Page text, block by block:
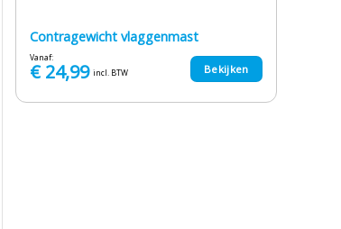
Contragewicht vlaggenmast
Vanaf:
€24,99 incl. BTW Bekijken